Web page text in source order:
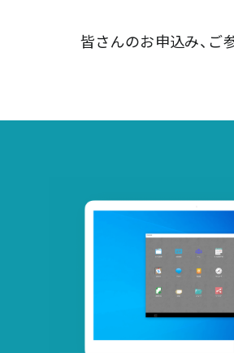
皆さんのお申込み、ご